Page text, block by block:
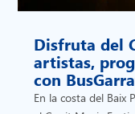
Disfruta del
artistas,
con
En la costa del Baix